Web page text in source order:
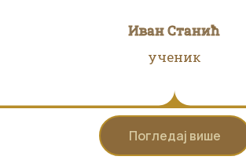
Иван Станић
ученик
Погледај више